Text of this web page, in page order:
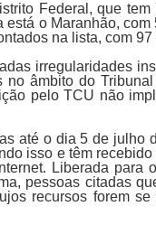
Federal, que tem
o Maranhão,
na lista, com 97
irregularidades
âmbito do
pelo TCU não
até o dia 5 de julho
isso e têm
Liberada para
pessoas citadas
recursos forem